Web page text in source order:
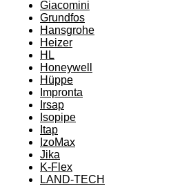
Giacomini
Grundfos
Hansgrohe
Heizer
HL
Honeywell
Hüppe
Impronta
Irsap
Isopipe
Itap
IzoMax
Jika
K-Flex
LAND-TECH